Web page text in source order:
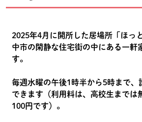
2025年4月に開所した居場所「ほっ
中市の閑静な住宅街の中にある一軒
す。
毎週水曜の午後1時半から5時まで、
できます（利用料は、高校生までは
100円です）。